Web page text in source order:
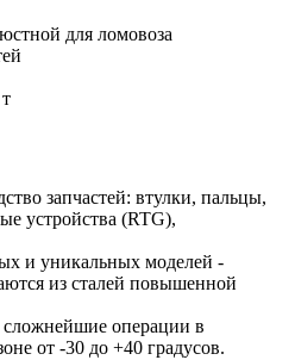
для ломовоза
запчастей: втулки, пальцы,
устройства (RTG),
и уникальных моделей -
из сталей повышенной
операции в
от -30 до +40 градусов.